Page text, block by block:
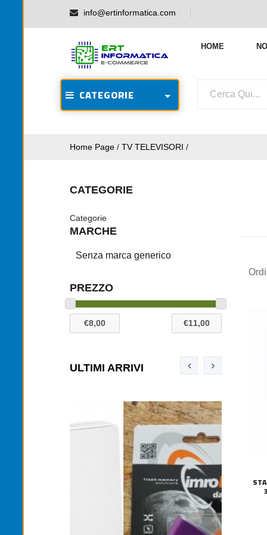
info@ertinformatica.com
HOME
CATEGORIE
Home Page / TV TELEVISORI /
CATEGORIE
Categorie
MARCHE
Senza marca generico
PREZZO
ULTIMI ARRIVI